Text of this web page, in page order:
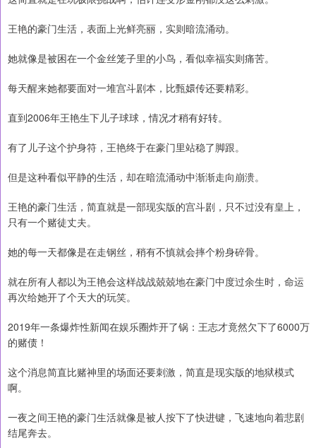
王艳的豪门生活，表面上光鲜亮丽，实则暗流涌动。
她就像是被困在一个金丝笼子里的小鸟，看似幸福实则痛苦。
每天醒来她都要面对一堆宫斗剧本，比甄嬛传还要精彩。
直到2006年王艳生下儿子球球，情况才稍有好转。
有了儿子这个护身符，王艳终于在豪门里站稳了脚跟。
但是这种看似平静的生活，却在暗流涌动中渐渐走向崩溃。
王艳的豪门生活，简直就是一部现实版的宫斗剧，只不过没有皇上，
只有一个赌徒丈夫。
她的每一天都像是在走钢丝，稍有不慎就会摔个粉身碎骨。
就在所有人都以为王艳会这样战战兢兢地在豪门中度过余生时，命运
再次给她开了个天大的玩笑。
2019年一条爆炸性新闻在娱乐圈炸开了锅：王志才竟然欠下了6000万
的赌债！
这个消息简直比赌神里的场面还要刺激，简直是现实版的地狱模式
啊。
一夜之间王艳的豪门生活就像是被人按下了快进键，飞速地向着悲剧
结尾奔去。